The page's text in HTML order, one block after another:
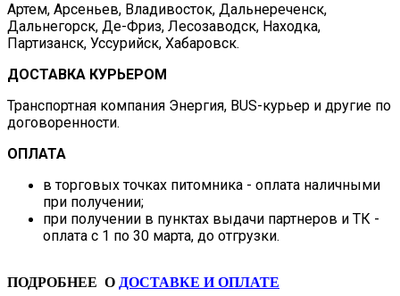
Артем, Арсеньев, Владивосток, Дальнереченск,
Дальнегорск, Де-Фриз, Лесозаводск, Находка,
Партизанск, Уссурийск, Хабаровск.
ДОСТАВКА КУРЬЕРОМ
Транспортная компания Энергия, BUS-курьер и другие по
договоренности.
ОПЛАТА
в торговых точках питомника - оплата наличными
при получении;
при получении в пунктах выдачи партнеров и ТК -
оплата с 1 по 30 марта, до отгрузки.
ПОДРОБНЕЕ О ДОСТАВКЕ И ОПЛАТЕ